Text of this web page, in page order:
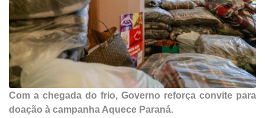
Com a chegada do frio, Governo reforça convite para
doação à campanha Aquece Paraná.